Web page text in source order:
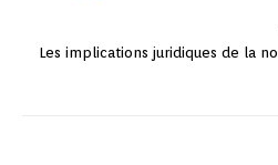
Les implications juridiques de la